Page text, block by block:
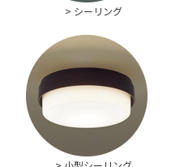
> シーリング